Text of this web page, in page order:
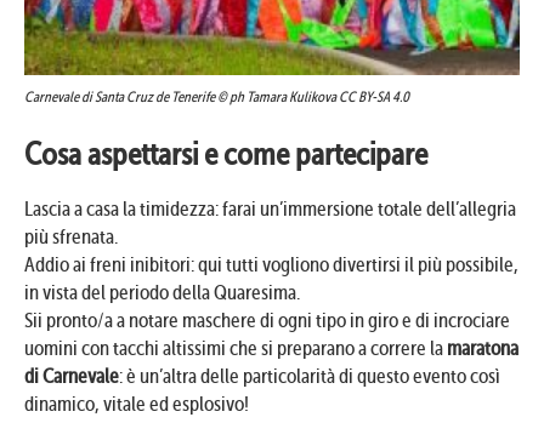
Carnevale di Santa Cruz de Tenerife © ph Tamara Kulikova CC BY-SA 4.0
Cosa aspettarsi e come partecipare
Lascia a casa la timidezza: farai un’immersione totale dell’allegria
più sfrenata.
Addio ai freni inibitori: qui tutti vogliono divertirsi il più possibile,
in vista del periodo della Quaresima.
Sii pronto/a a notare maschere di ogni tipo in giro e di incrociare
uomini con tacchi altissimi che si preparano a correre la maratona
di Carnevale: è un’altra delle particolarità di questo evento così
dinamico, vitale ed esplosivo!